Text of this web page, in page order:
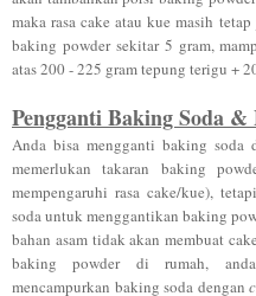
maka rasa cake atau kue masih tetap
baking powder sekitar 5 gram,
atas 200 - 225 gram tepung terigu +
Pengganti Baking Soda
Anda bisa mengganti baking soda
memerlukan takaran baking
mempengaruhi rasa cake/kue),
soda untuk menggantikan baking
bahan asam tidak akan membuat
baking powder di rumah,
mencampurkan baking soda dengan